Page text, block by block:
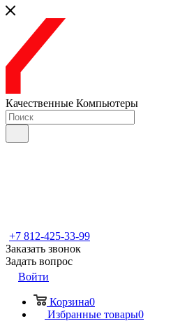
Качественные Компьютеры
+7 812-425-33-99
Заказать звонок
Задать вопрос
Войти
Корзина0
Избранные товары0